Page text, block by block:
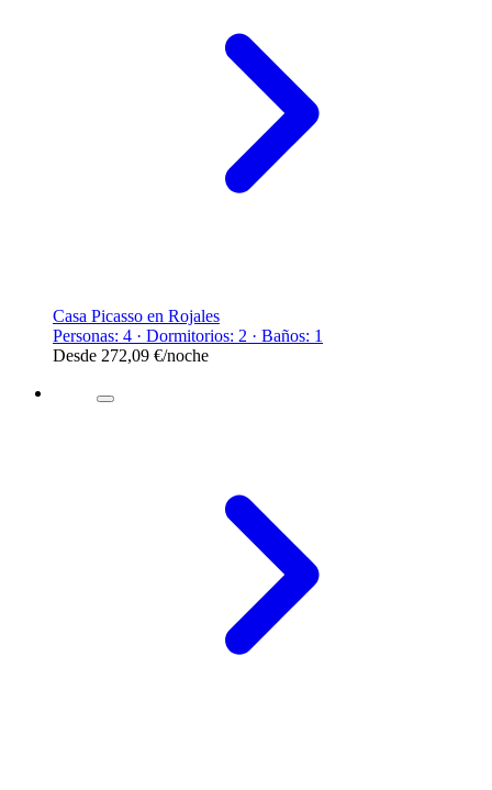
Casa Picasso en Rojales
Personas: 4 · Dormitorios: 2 · Baños: 1
Desde 272,09 €/noche